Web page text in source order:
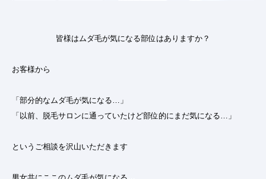
皆様はムダ毛が気になる部位はありますか？
お客様から
「部分的なムダ毛が気になる…」
「以前、脱毛サロンに通っていたけど部位的にまだ気になる…」
というご相談を沢山いただきます